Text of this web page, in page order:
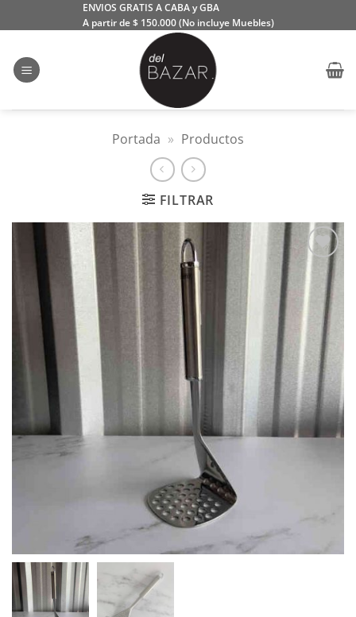
al
ENVIOS GRATIS A CABA y GBA
A partir de $ 150.000 (No incluye Muebles)
Portada » Productos
FILTRAR
Añadir
a la
lista
deseos